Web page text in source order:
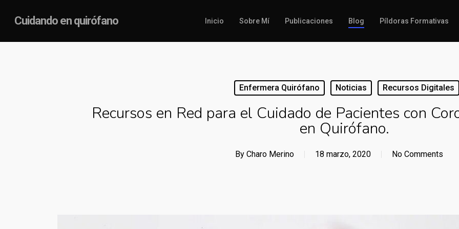
Cuidando en quirófano Inicio Sobre Mí Publicaciones Blog Píldoras Formativas
Enfermera Quirófano Noticias Recursos Digitales
Recursos en Red para el Cuidado de Pacientes con
en Quirófano.
By Charo Merino 18 marzo, 2020 No Comments